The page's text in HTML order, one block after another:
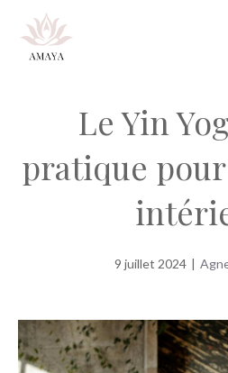
Le Yin
pratique
9 juillet 2024 |